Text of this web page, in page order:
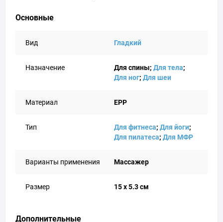
Основные
Вид Гладкий
Назначение Для спины; Для тела;
Для ног; Для шеи
Материал EPP
Тип Для фитнеса; Для йоги;
Для пилатеса; Для МФР
Варианты применения Массажер
Размер 15 x 5.3 см
Дополнительные